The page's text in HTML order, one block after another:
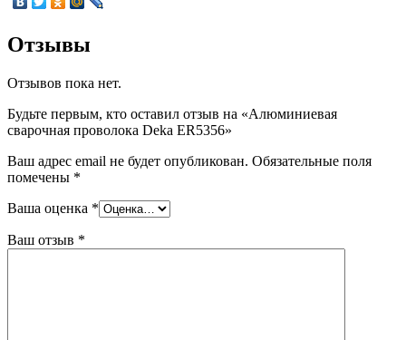
Отзывы
Отзывов пока нет.
Будьте первым, кто оставил отзыв на «Алюминиевая
сварочная проволока Deka ER5356»
Ваш адрес email не будет опубликован. Обязательные поля
помечены *
Ваша оценка *
Ваш отзыв *